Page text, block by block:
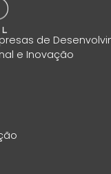
de
e Inovação